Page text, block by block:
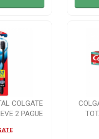
COLGATE
2 PAGUE